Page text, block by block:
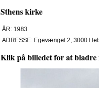
Sthens kirke
ÅR: 1983
ADRESSE: Egevænget 2, 3000
Klik på billedet for at bladre